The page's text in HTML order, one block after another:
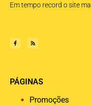
Em tempo record o site
PÁGINAS
Promoções